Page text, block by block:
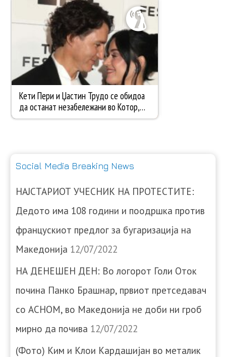
Social Media Breaking News
НАЈСТАРИОТ УЧЕСНИК НА ПРОТЕСТИТЕ:
Дедото има 108 години и поодршка против
францускиот предлог за бугаризација на
Македонија 12/07/2022
НА ДЕНЕШЕН ДЕН: Во логорот Голи Оток
почина Панко Брашнар, првиот претседавач
со АСНОМ, во Македонија не доби ни гроб
мирно да почива 12/07/2022
(Фото) Ким и Клои Кардашијан во металик